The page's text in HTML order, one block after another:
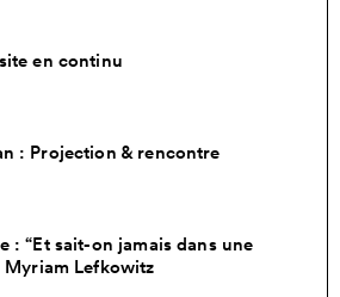
en continu
: Projection & rencontre
: “Et sait-on jamais dans une
Lefkowitz